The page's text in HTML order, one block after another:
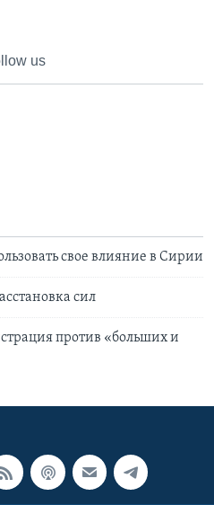
us
свое влияние в Сирии
сил
против «больших и